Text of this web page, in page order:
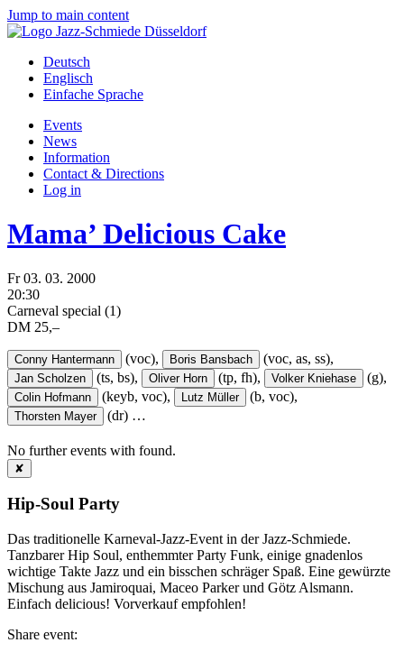
Jump to main content
Deutsch
Englisch
Einfache Sprache
Events
News
Information
Contact & Directions
Log in
Mama’ Delicious Cake
Fr 03. 03. 2000
20:30
Carneval special (1)
DM 25,–
Conny Hantermann (voc), Boris Bansbach (voc, as, ss),
Jan Scholzen (ts, bs), Oliver Horn (tp, fh), Volker Kniehase (g),
Colin Hofmann (keyb, voc), Lutz Müller (b, voc),
Thorsten Mayer (dr) …
No further events with found.
✘
Hip-Soul Party
Das traditionelle Karneval-Jazz-Event in der Jazz-Schmiede.
Tanzbarer Hip Soul, enthemmter Party Funk, einige gnadenlos
wichtige Takte Jazz und ein bisschen schräger Spaß. Eine gewürzte
Mischung aus Jamiroquai, Maceo Parker und Götz Alsmann.
Einfach delicious! Vorverkauf empfohlen!
Share event: